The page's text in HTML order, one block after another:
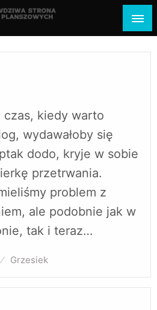
gier planszowych
czas, kiedy warto
wydawałoby się
dodo, kryje w sobie
przetrwania.
problem z
ale podobnie jak w
tak i teraz…
Grzesiek